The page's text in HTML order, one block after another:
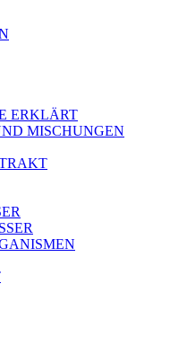
ERKLÄRT
MISCHUNGEN